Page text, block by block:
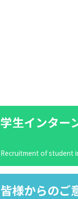
学生インター
Recruitment of student
皆様からのご